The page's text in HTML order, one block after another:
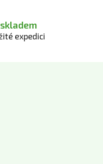
expedici